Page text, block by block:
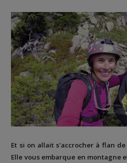
Et si on allait s'accrocher à flan de
Elle vous embarque en montagne